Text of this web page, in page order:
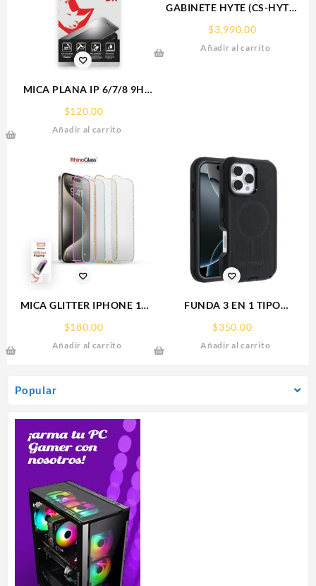
Popular
MICA PLANA IP 6/7/8 9H
$120.00
Añadir al carrito
GABINETE HYTE (CS-HYTE-
Y60,CAMDUAL,VIDRIO
$3,990.00
Añadir al carrito
MICA GLITTER IPHONE 17
PRO MAX/IP 16PROMAX
GLITTER FRAME
RHINOGLASS
$180.00
Añadir al carrito
FUNDA 3 EN 1 TIPO
OTTERBOX USO RUDO SAM
S26 ULTRA SAMSUNG S26
ULTRA
$350.00
Añadir al carrito